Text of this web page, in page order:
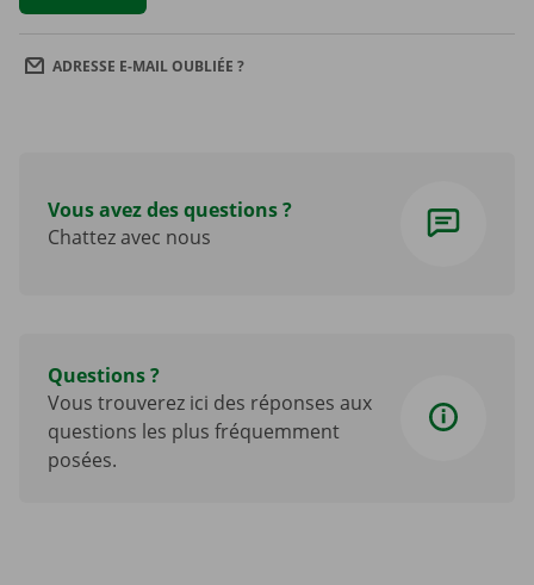
ADRESSE E-MAIL OUBLIÉE ?
Vous avez des questions ?
Chattez avec nous
Questions ?
Vous trouverez ici des réponses aux
questions les plus fréquemment
posées.
QUESTIONS FRÉQUENTES